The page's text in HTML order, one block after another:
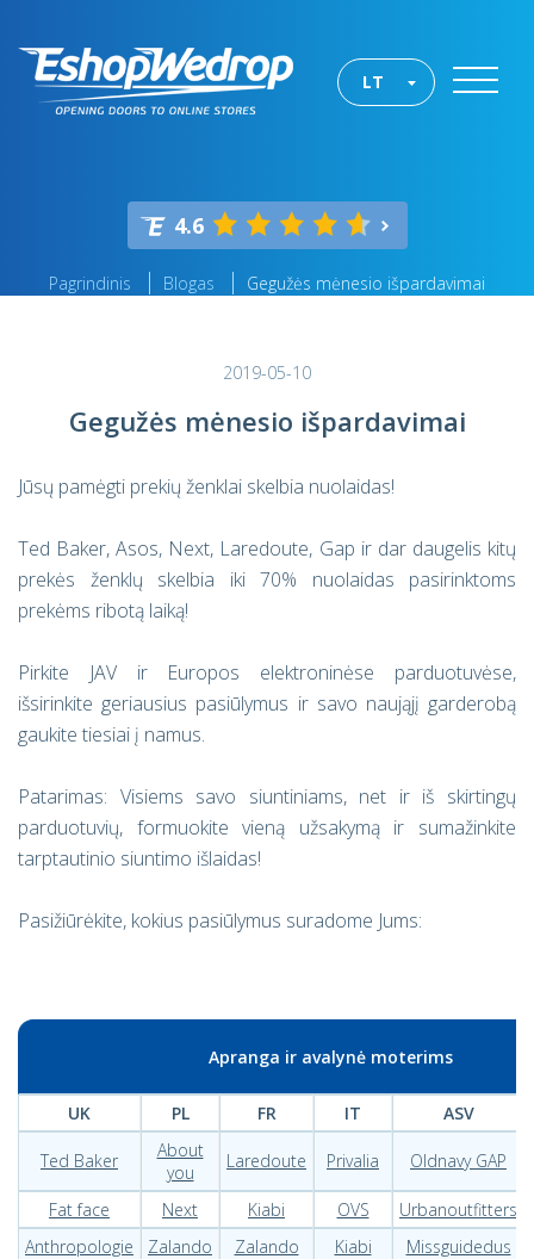
LT
4.6
Pagrindinis Blogas Gegužės mėnesio išpardavimai
2019-05-10
Gegužės mėnesio išpardavimai
Jūsų pamėgti prekių ženklai skelbia nuolaidas!
Ted Baker, Asos, Next, Laredoute, Gap ir dar daugelis kitų
prekės ženklų skelbia iki 70% nuolaidas pasirinktoms
prekėms ribotą laiką!
Pirkite JAV ir Europos elektroninėse parduotuvėse,
išsirinkite geriausius pasiūlymus ir savo naująjį garderobą
gaukite tiesiai į namus.
Patarimas: Visiems savo siuntiniams, net ir iš skirtingų
parduotuvių, formuokite vieną užsakymą ir sumažinkite
tarptautinio siuntimo išlaidas!
Pasižiūrėkite, kokius pasiūlymus suradome Jums:
Apranga ir avalynė moterims
UK PL FR IT ASV
Ted Baker
About
you
Laredoute Privalia Oldnavy GAP
Fat face Next Kiabi OVS
Urbanoutfitters
Anthropologie
Zalando Zalando Kiabi
Missguidedus